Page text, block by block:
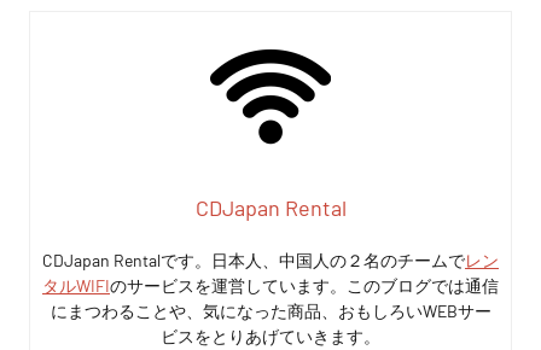
CDJapan Rental
CDJapan Rentalです。日本人、中国人の２名のチームでレン
タルWIFIのサービスを運営しています。このブログでは通信
にまつわることや、気になった商品、おもしろいWEBサー
ビスをとりあげていきます。